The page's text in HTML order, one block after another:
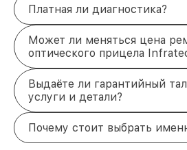
Платная ли диагностика?
Может ли меняться цена
оптического прицела
Выдаёте ли гарантийный
услуги и детали?
Почему стоит выбрать